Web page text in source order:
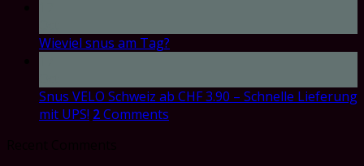
Wieviel snus am Tag?
Snus VELO Schweiz ab CHF 3.90 – Schnelle Lieferung
mit UPS! 2Comments